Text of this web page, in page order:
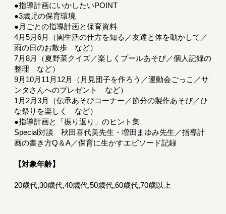
●指導計画にいかしたいPOINT
●3歳児の保育環境
●月ごとの指導計画と保育資料
4月5月6月（園生活の仕方を知る／友達と体を動かして／
雨の日のお散歩 など）
7月8月（夏野菜クイズ／楽しくプールあそび／個人記録の
整理 など）
9月10月11月12月（月見団子を作ろう／運動会ごっこ／サ
ンタさんへのプレゼント など）
1月2月3月（伝承あそびコーナー／節分の製作あそび／ひ
な祭りを楽しく など）
●指導計画と「振り返り」のヒント集
Special対談 秋田喜代美先生・増田まゆみ先生／指導計
画の書き方Q＆A／保育に生かすエピソード記録
【対象年齢】
20歳代,30歳代,40歳代,50歳代,60歳代,70歳以上